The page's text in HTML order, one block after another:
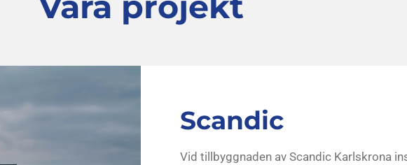
Scandic
Vid tillbyggnaden av Scandic Karlskrona